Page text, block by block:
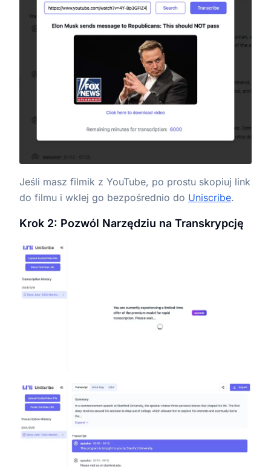
Jeśli masz filmik z YouTube, po prostu skopiuj link
do filmu i wklej go bezpośrednio do Uniscribe.
Krok 2: Pozwól Narzędziu na Transkrypcję